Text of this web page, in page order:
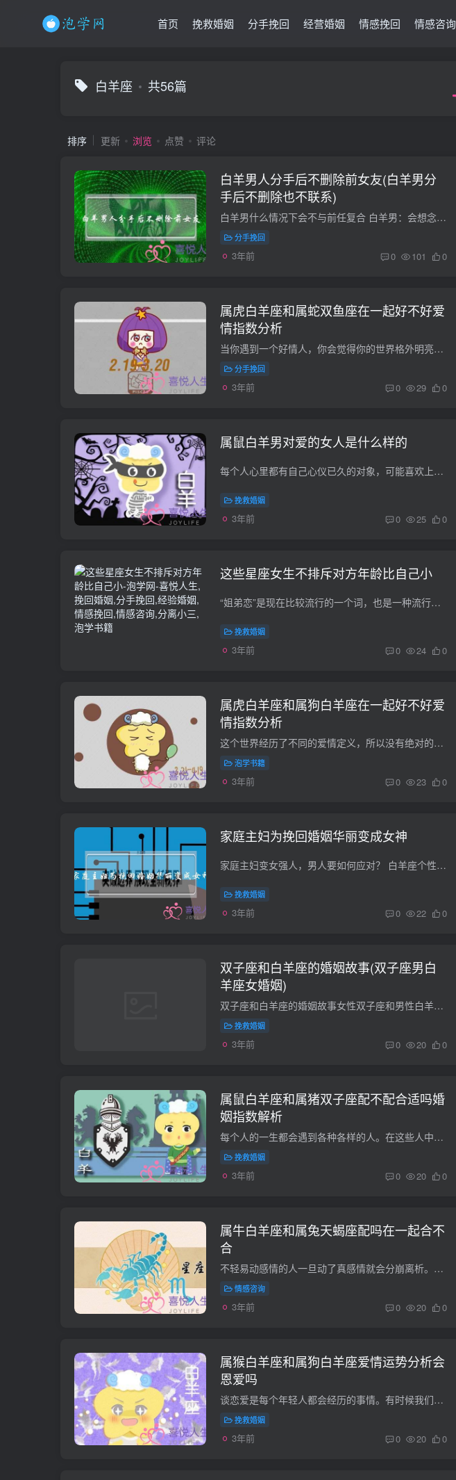
首页 挽救婚姻 分手挽回 经营婚姻 情感挽回 情感咨询
白羊座 共56篇
排序 更新 浏览 点赞 评论
白羊男人分手后不删除前女友(白羊男分
手后不删除也不联系)
白羊男什么情况下会不与前任复合 白羊男：会想念你、想很多年后白羊再去想当时的旧情人，会觉得自己很单纯，但是白羊还是会延续那个时候的冲动，主动你，会说出自己的心声，如果他记得你，就会...
分手挽回
3年前 0 101 0
属虎白羊座和属蛇双鱼座在一起好不好爱
情指数分析
当你遇到一个好情人，你会觉得你的世界格外明亮可爱。你的情绪也会随着感情的进展而变化。好的爱情是相互成长和促进的。那么，在白羊座，一只老虎，和双鱼座，一条蛇，谈恋爱之后，他们是什么感...
分手挽回
3年前 0 29 0
属鼠白羊男对爱的女人是什么样的
每个人心里都有自己心仪已久的对象，可能喜欢上一个不在乎ta长相的人。只要他觉得对，他就会认定ta就是他想要追求的人。那么，白羊座男生在面对喜欢的人时有哪些不寻常的表现呢？他们对爱情的态...
挽救婚姻
3年前 0 25 0
这些星座女生不排斥对方年龄比自己小
“姐弟恋”是现在比较流行的一个词，也是一种流行趋势。恋爱中，年龄不是问题，身高也不是差距。然而，一些女孩拒绝“姐妹情谊”，与比自己小的男孩互动时感到不舒服。然而，在十二星座,也有这...
挽救婚姻
3年前 0 24 0
属虎白羊座和属狗白羊座在一起好不好爱
情指数分析
这个世界经历了不同的爱情定义，所以没有绝对的评判标准。每个人心目中的爱情都是多姿多彩的。当老虎白羊座和狗白羊座在一起时，这两个人是最好的一对吗？在生肖和星座的关系中，感情之路会有什...
泡学书籍
3年前 0 23 0
家庭主妇为挽回婚姻华丽变成女神
家庭主妇变女强人，男人要如何应对？ 白羊座个性 白羊座的人冲动、爱冒险、慷慨、天不怕地不怕，而且一旦下定决心，不到黄河心不死，排除万难的要达到目的。大部分属于白羊座的人的脾气都很差，...
挽救婚姻
3年前 0 22 0
双子座和白羊座的婚姻故事(双子座男白
羊座女婚姻)
双子座和白羊座的婚姻故事女性双子座和男性白羊座的婚姻故事我是双子座，他是白羊座。我认识他的时候才20岁。网上说白羊男找目标的时候会肆无忌惮的往前走，就像打架一样。爱情尤其如此，所以很...
挽救婚姻
3年前 0 20 0
属鼠白羊座和属猪双子座配不配合适吗婚
姻指数解析
每个人的一生都会遇到各种各样的人。在这些人中遇到一个灵魂伴侣并不容易。比如白羊座，一只老鼠，双子座，一只猪，互相认识，走到了一起。我们可以通过一些动物符号和星座的知识来讨论配对关系...
挽救婚姻
3年前 0 20 0
属牛白羊座和属兔天蝎座配吗在一起合不
合
不轻易动感情的人一旦动了真感情就会分崩离析。他们的爱会像滔滔江水，无法阻挡。在他们看来，他们宁愿把自己烧成一对灰烬。如此炽热的感情，他爱上的人将会被这熊熊烈火烧烤。那么，白羊座和天...
情感咨询
3年前 0 20 0
属猴白羊座和属狗白羊座爱情运势分析会
恩爱吗
谈恋爱是每个年轻人都会经历的事情。有时候我们经常听到或看到两个人相爱分手。其中一个哭得死去活来，甚至做出一些极端的举动。所以两个人在一起久了就更难了。他们必须面对许多困难和障碍，才...
挽救婚姻
3年前 0 20 0